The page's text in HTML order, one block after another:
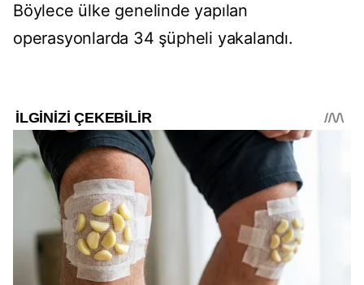
Böylece ülke genelinde yapılan
operasyonlarda 34 şüpheli yakalandı.